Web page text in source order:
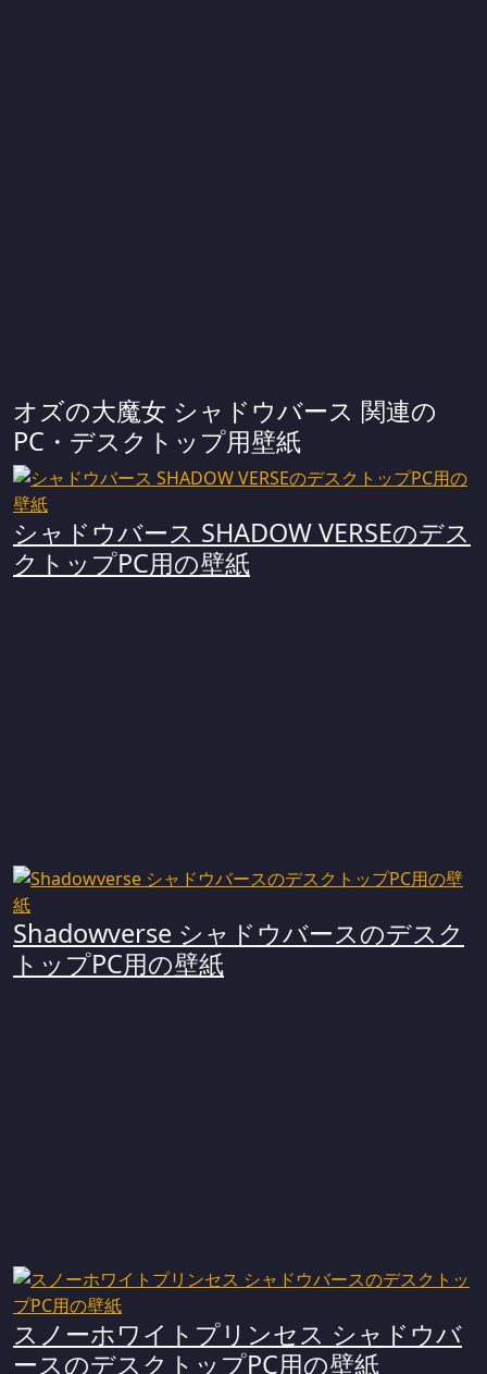
オズの大魔女 シャドウバース 関連の
PC・デスクトップ用壁紙
シャドウバース SHADOW VERSEのデス
クトップPC用の壁紙
Shadowverse シャドウバースのデスク
トップPC用の壁紙
スノーホワイトプリンセス シャドウバ
ースのデスクトップPC用の壁紙